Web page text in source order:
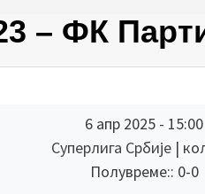
– ФК
6 апр 2025 - 15:00
Суперлига Србије |
Полувреме:: 0-0